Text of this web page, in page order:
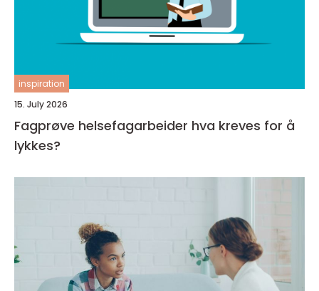
inspiration
15. July 2026
Fagprøve helsefagarbeider hva kreves for å
lykkes?